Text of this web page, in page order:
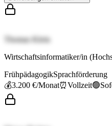
Thomas Klein
Wirtschaftsinformatiker/in
FrühpädagogikSprachförderung
💰3.200 €/Monat⏰Vollzeit🟢